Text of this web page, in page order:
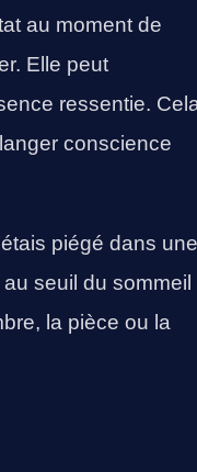
au moment de
Elle peut
ressentie.
conscience
piégé dans une
seuil du sommeil
la pièce ou la